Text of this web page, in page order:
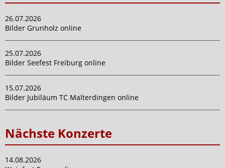
26.07.2026
Bilder Grunholz online
25.07.2026
Bilder Seefest Freiburg online
15.07.2026
Bilder Jubiläum TC Malterdingen online
Nächste Konzerte
14.08.2026